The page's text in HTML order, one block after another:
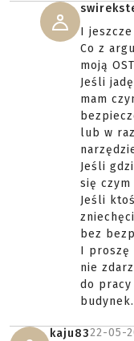
I jeszcze
Co z
moją
Jeśli
mam
lub w
Jeśli
się
Jeśli
bez
I proszę
nie
do
budynek.
kaju8322-05-